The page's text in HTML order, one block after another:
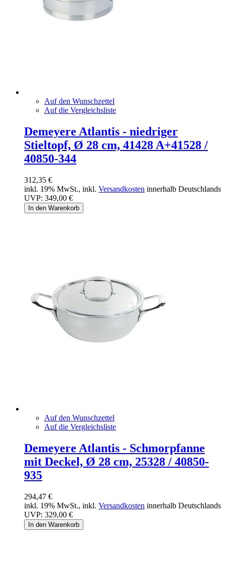
Auf den Wunschzettel
Auf die Vergleichsliste
Demeyere Atlantis - niedriger
Stieltopf, Ø 28 cm, 41428 A+41528 /
40850-344
312,35 €
inkl. 19% MwSt., inkl. Versandkosten innerhalb Deutschlands
UVP: 349,00 €
In den Warenkorb
Auf den Wunschzettel
Auf die Vergleichsliste
Demeyere Atlantis - Schmorpfanne
mit Deckel, Ø 28 cm, 25328 / 40850-
935
294,47 €
inkl. 19% MwSt., inkl. Versandkosten innerhalb Deutschlands
UVP: 329,00 €
In den Warenkorb